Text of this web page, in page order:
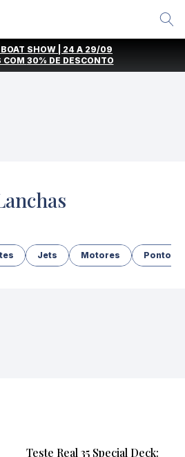
BOAT SHOW | 24 A 29/09
COM 30% DE DESCONTO
Jets Motores
Teste Real 35 Special Deck: